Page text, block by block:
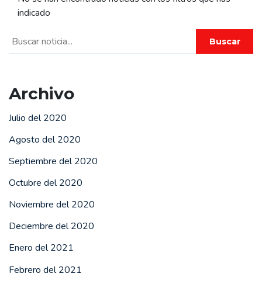
indicado
Buscar
Archivo
Julio del 2020
Agosto del 2020
Septiembre del 2020
Octubre del 2020
Noviembre del 2020
Deciembre del 2020
Enero del 2021
Febrero del 2021